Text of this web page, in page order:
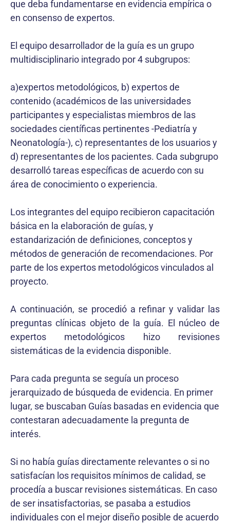
que deba fundamentarse en evidencia empírica o
en consenso de expertos.
El equipo desarrollador de la guía es un grupo
multidisciplinario integrado por 4 subgrupos:
a)expertos metodológicos, b) expertos de
contenido (académicos de las universidades
participantes y especialistas miembros de las
sociedades científicas pertinentes -Pediatría y
Neonatología-), c) representantes de los usuarios y
d) representantes de los pacientes. Cada subgrupo
desarrolló tareas específicas de acuerdo con su
área de conocimiento o experiencia.
Los integrantes del equipo recibieron capacitación
básica en la elaboración de guías, y
estandarización de definiciones, conceptos y
métodos de generación de recomendaciones. Por
parte de los expertos metodológicos vinculados al
proyecto.
A continuación, se procedió a refinar y validar las
preguntas clínicas objeto de la guía. El núcleo de
expertos metodológicos hizo revisiones
sistemáticas de la evidencia disponible.
Para cada pregunta se seguía un proceso
jerarquizado de búsqueda de evidencia. En primer
lugar, se buscaban Guías basadas en evidencia que
contestaran adecuadamente la pregunta de
interés.
Si no había guías directamente relevantes o si no
satisfacían los requisitos mínimos de calidad, se
procedía a buscar revisiones sistemáticas. En caso
de ser insatisfactorias, se pasaba a estudios
individuales con el mejor diseño posible de acuerdo